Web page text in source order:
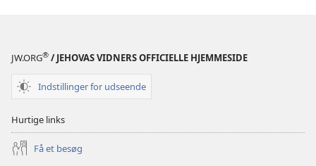
JW.ORG® / JEHOVAS VIDNERS OFFICIELLE HJEMMESIDE
Indstillinger for udseende
Hurtige links
Få et besøg